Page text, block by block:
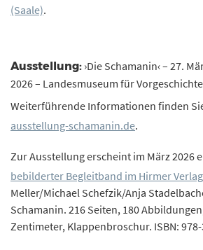
(Saale).
Ausstellung: ›Die Schamanin‹ – 27.
2026 – Landesmuseum für
Weiterführende Informationen finden
ausstellung-schamanin.de.
Zur Ausstellung erscheint im März 2026
bebilderter Begleitband im Hirmer Verlag
Meller/Michael Schefzik/Anja
Schamanin. 216 Seiten, 180
Zentimeter, Klappenbroschur. ISBN: